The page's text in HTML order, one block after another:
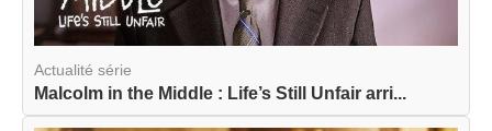
Actualité série
Malcolm in the Middle : Life’s Still Unfair arri...